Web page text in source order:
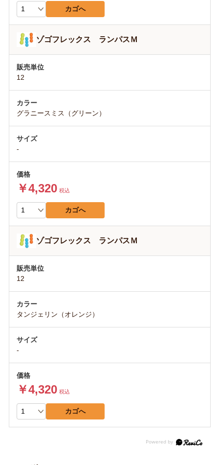
カゴへ
ゾゴフレックス ランパスＭ
12
グラニースミス（グリーン）
-
￥4,320 税込
カゴへ
ゾゴフレックス ランパスＭ
12
タンジェリン（オレンジ）
-
￥4,320 税込
カゴへ